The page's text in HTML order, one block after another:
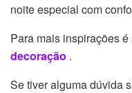
noite especial com
Para mais inspirações
decoração .
Se tiver alguma dúvida